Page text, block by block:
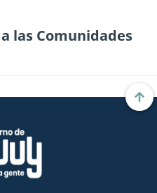
las Comunidades